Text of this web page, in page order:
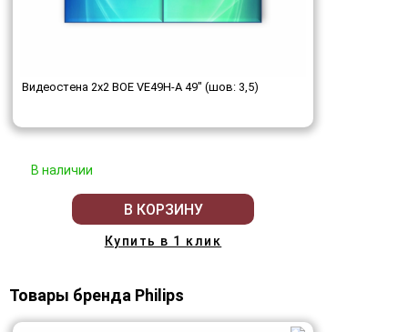
Видеостена 2x2 BOE VE49H-A 49" (шов: 3,5)
В наличии
В КОРЗИНУ
Купить в 1 клик
Товары бренда Philips